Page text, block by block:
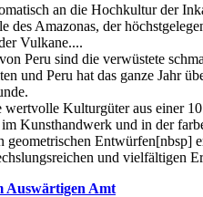
an die Hochkultur der
des Amazonas, der
Vulkane....
Peru sind die verwüstete
und Peru hat das ganze Jahr
Kulturgüter aus einer
Kunsthandwerk und in der
geometrischen
und vielfältigen
Auswärtigen Amt